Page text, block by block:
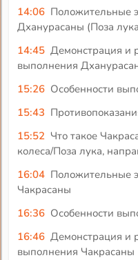
14:06 Положительные
Дханурасаны (Поза
14:45 Демонстрация и
выполнения
15:26 Особенности
15:43
15:52 Что такое
колеса/Поза лука,
16:04 Положительные
Чакрасаны
16:36 Особенности
16:46 Демонстрация и
выполнения Чакрасаны